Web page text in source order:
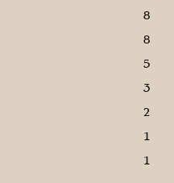
8
8
5
3
2
1
1